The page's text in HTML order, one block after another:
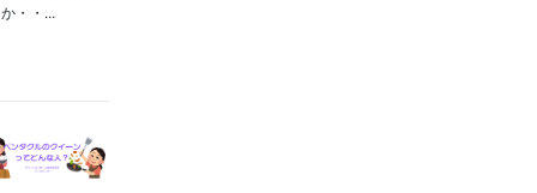
・・...